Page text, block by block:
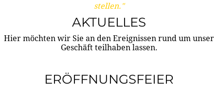
stellen."
AKTUELLES
Hier möchten wir Sie an den Ereignissen rund um unser
Geschäft teilhaben lassen.
ERÖFFNUNGSFEIER